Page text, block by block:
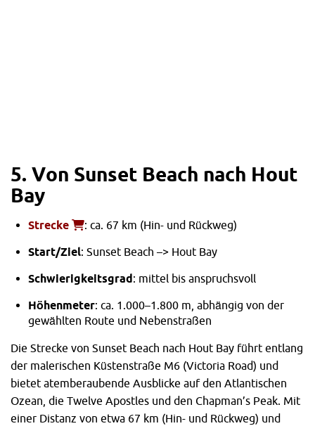
5. Von Sunset Beach nach Hout
Bay
Strecke : ca. 67 km (Hin- und Rückweg)
Start/Ziel: Sunset Beach –> Hout Bay
Schwierigkeitsgrad : mittel bis anspruchsvoll
Höhenmeter: ca. 1.000–1.800 m, abhängig von der
gewählten Route und Nebenstraßen
Die Strecke von Sunset Beach nach Hout Bay führt entlang
der malerischen Küstenstraße M6 (Victoria Road) und
bietet atemberaubende Ausblicke auf den Atlantischen
Ozean, die Twelve Apostles und den Chapman’s Peak. Mit
einer Distanz von etwa 67 km (Hin- und Rückweg) und